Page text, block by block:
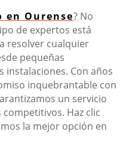
en Ourense? No
de expertos está
resolver cualquier
pequeñas
instalaciones. Con años
inquebrantable con
un servicio
Haz clic
la mejor opción en